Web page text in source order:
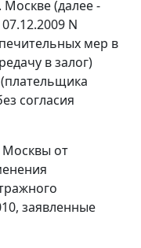
(далее -
N
мер в
в залог)
согласия
Москвы от
заявленные